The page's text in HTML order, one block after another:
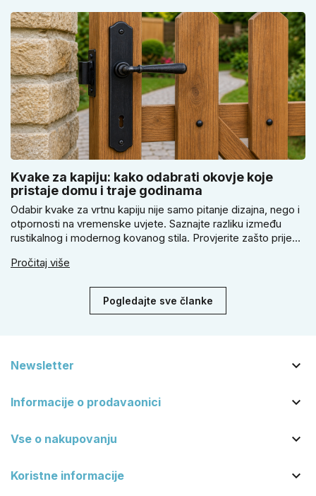
Kvake za kapiju: kako odabrati okovje koje
pristaje domu i traje godinama
Odabir kvake za vrtnu kapiju nije samo pitanje dizajna, nego i
otpornosti na vremenske uvjete. Saznajte razliku između
rustikalnog i modernog kovanog stila. Provjerite zašto prije
se zbog veće sigurnosti isplati odabrati kvaku s kuglom za
Pročitaj više
Pogledajte sve članke
Newsletter 
Informacije o prodavaonici 
Vse o nakupovanju 
Koristne informacije 